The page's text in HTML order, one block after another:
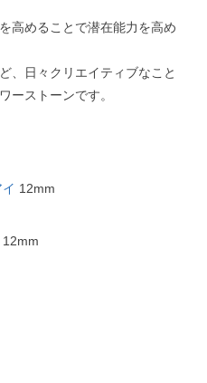
高めることで潜在能力を高め
、日々クリエイティブなこと
ーストーンです。
12mm
12mm